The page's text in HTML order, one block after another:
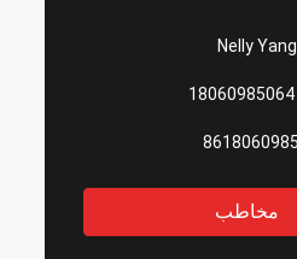
Nelly Yang
مخاطب